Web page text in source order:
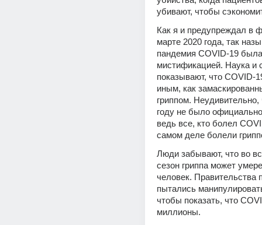
убивают, чтобы
Как я и предупреждал в
марте 2020 года, так
пандемия COVID-19 была
мистификацией. Наука и
показывают, что COVID-
иным, как
гриппом. Неудивительно,
году не было
ведь все, кто болел
самом деле болели
Люди забывают, что во
сезон гриппа может
человек. Правительства
пытались
чтобы показать, что
миллионы.